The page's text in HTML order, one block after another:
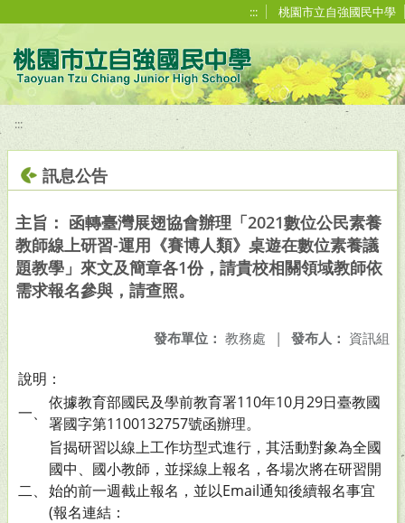
::: 桃園市立自強國民中學
:::
訊息公告
主旨： 函轉臺灣展翅協會辦理「2021數位公民素養
教師線上研習-運用《賽博人類》桌遊在數位素養議
題教學」來文及簡章各1份，請貴校相關領域教師依
需求報名參與，請查照。
發布人： 資訊組
發布單位： 教務處 |
說明：
一、
依據教育部國民及學前教育署110年10月29日臺教國
署國字第1100132757號函辦理。
二、
旨揭研習以線上工作坊型式進行，其活動對象為全國
國中、國小教師，並採線上報名，各場次將在研習開
始的前一週截止報名，並以Email通知後續報名事宜
(報名連結：